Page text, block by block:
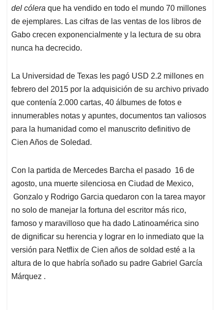
del cólera que ha vendido en todo el mundo 70 millones
de ejemplares. Las cifras de las ventas de los libros de
Gabo crecen exponencialmente y la lectura de su obra
nunca ha decrecido.
La Universidad de Texas les pagó USD 2.2 millones en
febrero del 2015 por la adquisición de su archivo privado
que contenía 2.000 cartas, 40 álbumes de fotos e
innumerables notas y apuntes, documentos tan valiosos
para la humanidad como el manuscrito definitivo de
Cien Años de Soledad.
Con la partida de Mercedes Barcha el pasado 16 de
agosto, una muerte silenciosa en Ciudad de Mexico,
Gonzalo y Rodrigo Garcia quedaron con la tarea mayor
no solo de manejar la fortuna del escritor más rico,
famoso y maravilloso que ha dado Latinoamérica sino
de dignificar su herencia y lograr en lo inmediato que la
versión para Netflix de Cien años de soldad esté a la
altura de lo que habría soñado su padre Gabriel García
Márquez .